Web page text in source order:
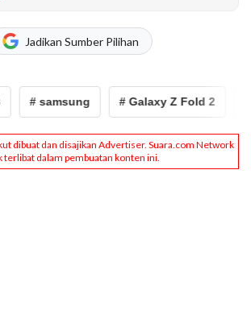
Jadikan Sumber Pilihan
# samsung # Galaxy Z Fold 2